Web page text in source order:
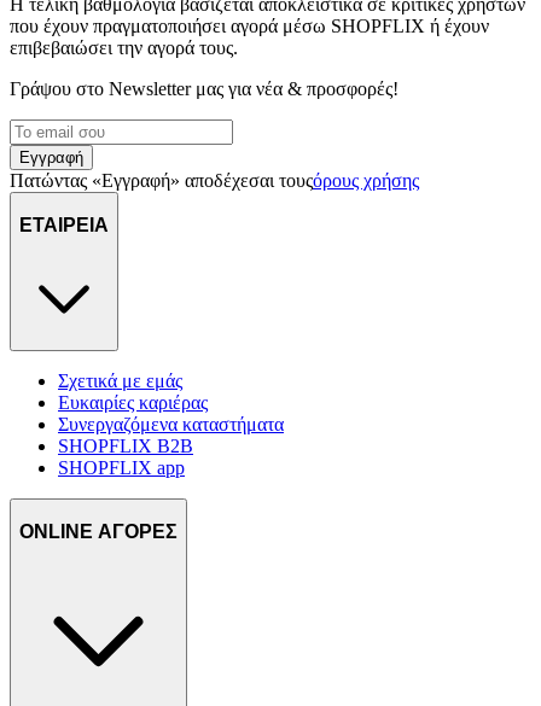
Η τελική βαθμολογία βασίζεται αποκλειστικά σε κριτικές χρηστών
που έχουν πραγματοποιήσει αγορά μέσω SHOPFLIX ή έχουν
επιβεβαιώσει την αγορά τους.
Γράψου στο Νewsletter μας για νέα & προσφορές!
Εγγραφή
Πατώντας «Εγγραφή» αποδέχεσαι τουςόρους χρήσης
ΕΤΑΙΡΕΙΑ
Σχετικά με εμάς
Ευκαιρίες καριέρας
Συνεργαζόμενα καταστήματα
SHOPFLIX B2B
SHOPFLIX app
ONLINE ΑΓΟΡΕΣ